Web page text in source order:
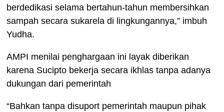
berdedikasi selama bertahun-tahun membersihkan
sampah secara sukarela di lingkungannya,” imbuh
Yudha.
AMPI menilai penghargaan ini layak diberikan
karena Sucipto bekerja secara ikhlas tanpa adanya
dukungan dari pemerintah
“Bahkan tanpa disuport pemerintah maupun pihak